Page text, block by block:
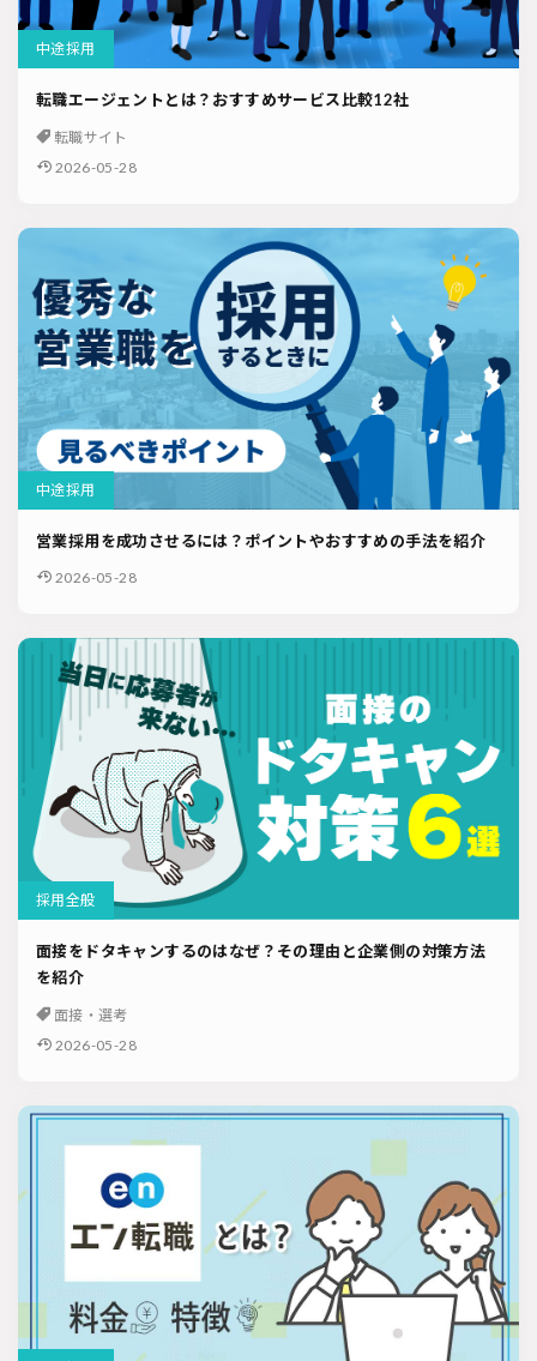
中途採用
転職エージェントとは？おすすめサービス比較12社
転職サイト
2026-05-28
中途採用
営業採用を成功させるには？ポイントやおすすめの手法を紹介
2026-05-28
採用全般
面接をドタキャンするのはなぜ？その理由と企業側の対策方法
を紹介
面接・選考
2026-05-28